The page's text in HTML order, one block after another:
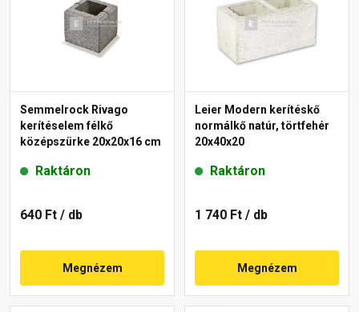
Semmelrock Rivago
kerítéselem félkő
középszürke 20x20x16 cm
Raktáron
640 Ft / db
Megnézem
Leier Modern kerítéskő
normálkő natúr, törtfehér
20x40x20
Raktáron
1 740 Ft / db
Megnézem